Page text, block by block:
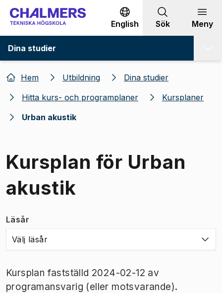
Gå till innehållet
English Sök Meny
Dina studier
Hem Utbildning
Dina studier
Hitta kurs- och programplaner
Kursplaner
Urban akustik
Kursplan för Urban
akustik
Läsår
Välj läsår
Kursplan fastställd 2024-02-12 av
programansvarig (eller motsvarande).